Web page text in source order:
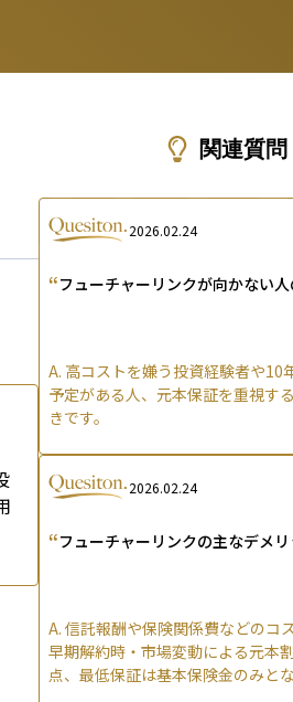
関連質問
2026.02.24
“フューチャーリンクが向かない人
A. 高コストを嫌う投資経験者や10
予定がある人、元本保証を重視す
きです。
2026.02.24
“フューチャーリンクの主なデメ
A. 信託報酬や保険関係費などのコ
早期解約時・市場変動による元本
点、最低保証は基本保険金のみとな